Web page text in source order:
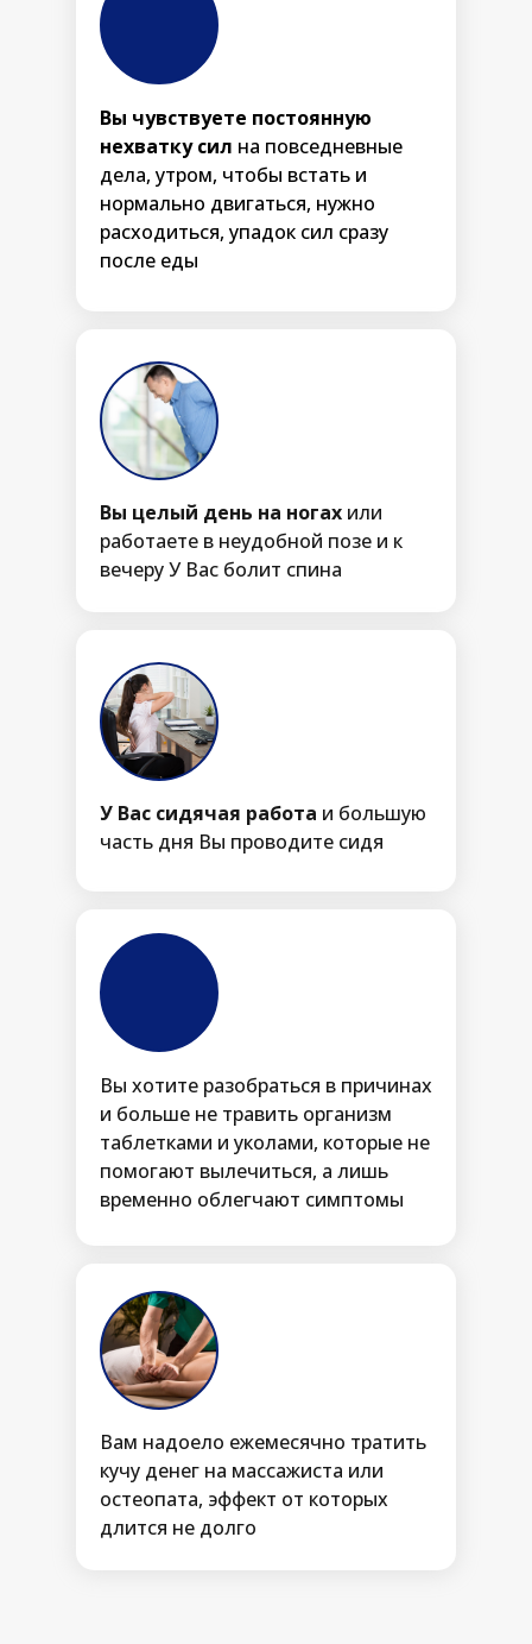
Вы чувствуете постоянную
нехватку сил на повседневные
дела, утром, чтобы встать и
нормально двигаться, нужно
расходиться, упадок сил сразу
после еды
Вы целый день на ногах или
работаете в неудобной позе и к
вечеру У Вас болит спина
У Вас сидячая работа и большую
часть дня Вы проводите сидя
Вы хотите разобраться в причинах
и больше не травить организм
таблетками и уколами, которые не
помогают вылечиться, а лишь
временно облегчают симптомы
Вам надоело ежемесячно тратить
кучу денег на массажиста или
остеопата, эффект от которых
длится не долго